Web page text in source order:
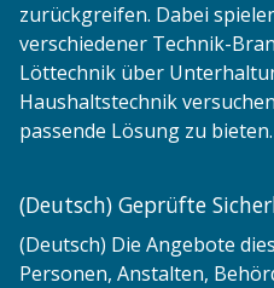
zurückgreifen. Dabei
verschiedener Technik-
Löttechnik über
Haushaltstechnik
passende Lösung zu bieten.
(Deutsch) Geprüfte
(Deutsch) Die Angebote
Personen, Anstalten,